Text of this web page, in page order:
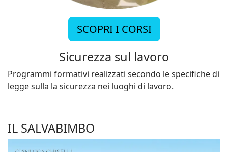
SCOPRI I CORSI
Sicurezza sul lavoro
Programmi formativi realizzati secondo le specifiche di
legge sulla la sicurezza nei luoghi di lavoro.
IL SALVABIMBO